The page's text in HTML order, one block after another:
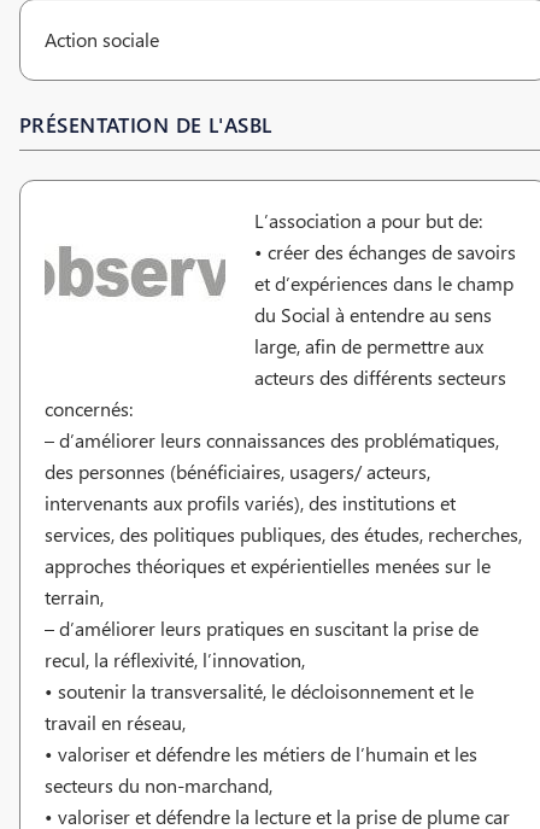
Action sociale
PRÉSENTATION DE L'ASBL
L’association a pour but de:
• créer des échanges de savoirs
et d’expériences dans le champ
du Social à entendre au sens
large, afin de permettre aux
acteurs des différents secteurs
concernés:
– d’améliorer leurs connaissances des problématiques,
des personnes (bénéficiaires, usagers/ acteurs,
intervenants aux profils variés), des institutions et
services, des politiques publiques, des études, recherches,
approches théoriques et expérientielles menées sur le
terrain,
– d’améliorer leurs pratiques en suscitant la prise de
recul, la réflexivité, l’innovation,
• soutenir la transversalité, le décloisonnement et le
travail en réseau,
• valoriser et défendre les métiers de l’humain et les
secteurs du non-marchand,
• valoriser et défendre la lecture et la prise de plume car